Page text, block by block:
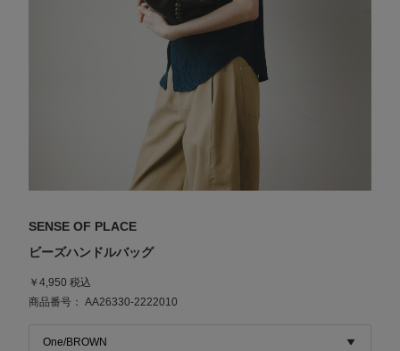
SENSE OF PLACE
ビーズハンドルバッグ
￥4,950 税込
商品番号： AA26330-2222010